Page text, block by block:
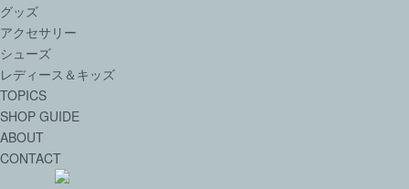
グッズ
アクセサリー
シューズ
レディース＆キッズ
TOPICS
SHOP GUIDE
ABOUT
CONTACT